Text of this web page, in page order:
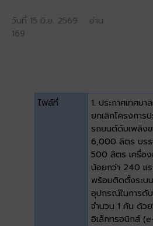
วันที่ 15 มิ.ย. 2569 อ่าน
169
ไฟล์ที่
1. ประกาศเทศบา
ยกเลิกโครงการ
รถยนต์ดับเพลิง
6,000 ลิตร บรร
500 ลิตร เครื่อ
น้อยกว่า 240 แ
พร้อมติดตั้งระบ
อุปกรณ์ในการดั
จำนวน 1 คัน ด้ว
อิเล็กทรอนิกส์